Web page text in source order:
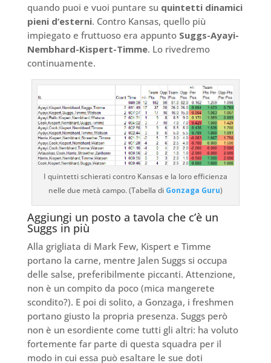
quando puoi e vuoi puntare su quintetti dinamici
pieni d’esterni. Contro Kansas, quello più
impiegato e fruttuoso era appunto Suggs-Ayayi-
Nembhard-Kispert-Timme. Lo rivedremo
continuamente.
I quintetti schierati contro Kansas e la loro efficienza
nelle due metà campo. (Tabella di Gonzaga Guru)
Aggiungi un posto a tavola che c’è un
Suggs in più
Alla grigliata di Mark Few, Kispert e Timme
portano la carne, mentre Jalen Suggs si occupa
delle salse, preferibilmente piccanti. Attenzione,
non è un compito da poco (mica mangerete
scondito?). E poi di solito, a Gonzaga, i freshmen
portano giusto la propria presenza. Suggs però
non è un esordiente come tutti gli altri: ha voluto
fortemente far parte di questa squadra per il
modo in cui essa può esaltare le sue doti